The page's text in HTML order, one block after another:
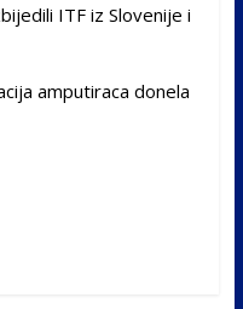
ITF iz Slovenije i
amputiraca donela